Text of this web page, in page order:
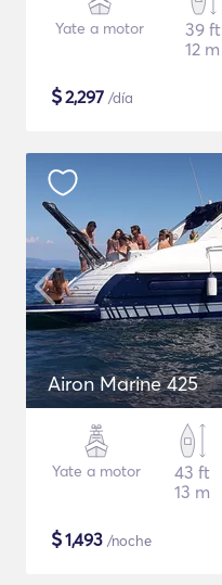
Yate a motor
39 ft
12 m
$2,297 /día
Airon Marine 425
Yate a motor
43 ft
13 m
$1,493 /noche